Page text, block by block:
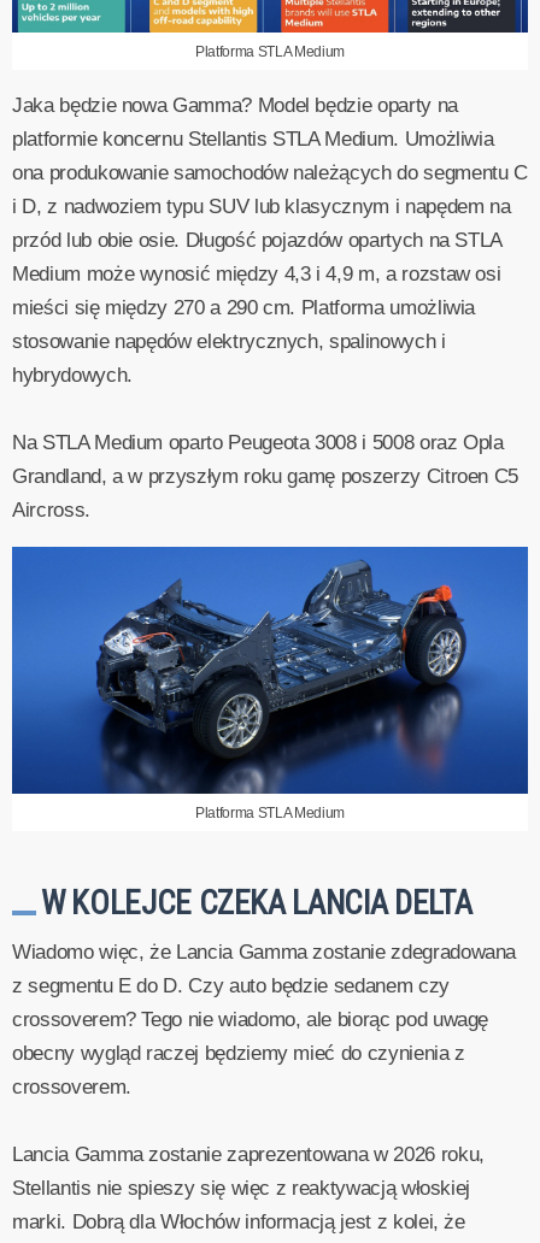
Platforma STLA Medium
Jaka będzie nowa Gamma? Model będzie oparty na
platformie koncernu Stellantis STLA Medium. Umożliwia
ona produkowanie samochodów należących do segmentu C
i D, z nadwoziem typu SUV lub klasycznym i napędem na
przód lub obie osie. Długość pojazdów opartych na STLA
Medium może wynosić między 4,3 i 4,9 m, a rozstaw osi
mieści się między 270 a 290 cm. Platforma umożliwia
stosowanie napędów elektrycznych, spalinowych i
hybrydowych.
Na STLA Medium oparto Peugeota 3008 i 5008 oraz Opla
Grandland, a w przyszłym roku gamę poszerzy Citroen C5
Aircross.
Platforma STLA Medium
W KOLEJCE CZEKA LANCIA DELTA
Wiadomo więc, że Lancia Gamma zostanie zdegradowana
z segmentu E do D. Czy auto będzie sedanem czy
crossoverem? Tego nie wiadomo, ale biorąc pod uwagę
obecny wygląd raczej będziemy mieć do czynienia z
crossoverem.
Lancia Gamma zostanie zaprezentowana w 2026 roku,
Stellantis nie spieszy się więc z reaktywacją włoskiej
marki. Dobrą dla Włochów informacją jest z kolei, że